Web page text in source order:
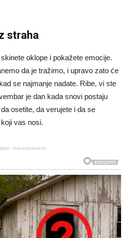
straha
oklope i pokažete emocije.
da je tražimo, i upravo zato će
se najmanje nadate. Ribe, vi ste
je dan kada snovi postaju
osetite, da verujete i da se
vas nosi.
- Advertisement